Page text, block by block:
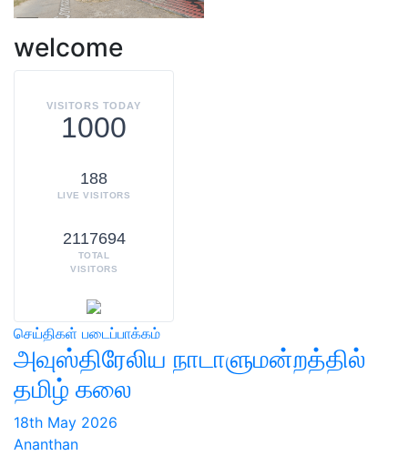
welcome
VISITORS TODAY
1000
188
LIVE VISITORS
2117694
TOTAL
VISITORS
செய்திகள் படைப்பாக்கம்
அவுஸ்திரேலிய நாடாளுமன்றத்தில்
தமிழ் கலை
18th May 2026
Ananthan